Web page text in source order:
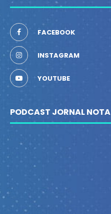
FACEBOOK
INSTAGRAM
YOUTUBE
PODCAST JORNAL NOTA